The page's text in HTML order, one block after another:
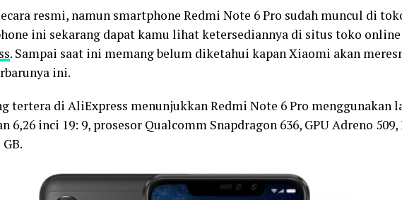
resmi, namun smartphone Redmi Note 6 Pro sudah muncul di
ini sekarang dapat kamu lihat ketersediannya di situs toko online
. Sampai saat ini memang belum diketahui kapan Xiaomi akan
ini.
tertera di AliExpress menunjukkan Redmi Note 6 Pro menggunakan
6,26 inci 19: 9, prosesor Qualcomm Snapdragon 636, GPU Adreno 509,